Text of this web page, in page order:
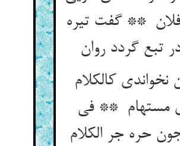
** گفت تیره
نخواندی کالکلام
مستهام ** فی